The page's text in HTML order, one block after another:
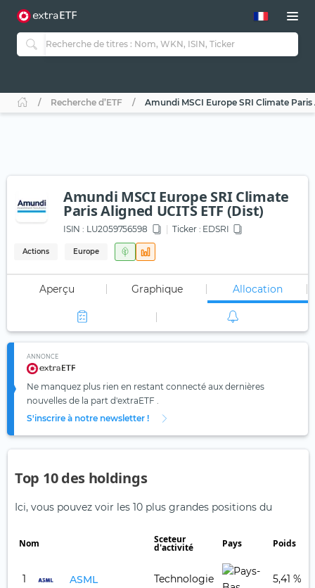
Recherche d’ETF Amundi MSCI Europe SRI Climate Paris
Amundi MSCI Europe SRI Climate
Paris Aligned UCITS ETF (Dist)
ISIN : LU2059756598 Ticker : EDSRI
Actions Europe
Aperçu Graphique Allocation
ANNONCE
Ne manquez plus rien en restant connecté aux dernières
nouvelles de la part d'extraETF .
S'inscrire à notre newsletter !
Top 10 des holdings
Ici, vous pouvez voir les 10 plus grandes positions du
Nom Sceteur
d'activité Pays Poids
1 ASML Technologie 5,41 %